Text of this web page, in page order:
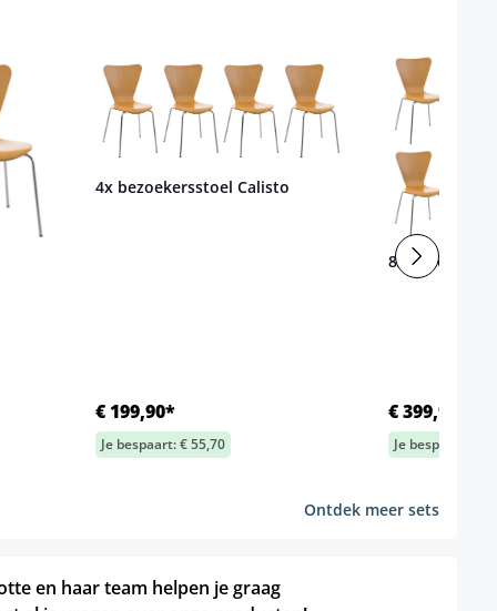
4x bezoekersstoel Calisto
€ 199,90*
Je bespaart: € 55,70
8x
€ 399,90*
Je bespaart: €
Ontdek meer sets
en haar team helpen je graag